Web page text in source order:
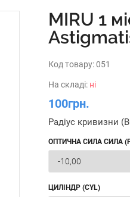
MIRU 1
Код товару:051
На складі: ні
100грн.
Радіус кривизни
ОПТИЧНА СИЛА СИЛА
ЦИЛІНДР (CYL)